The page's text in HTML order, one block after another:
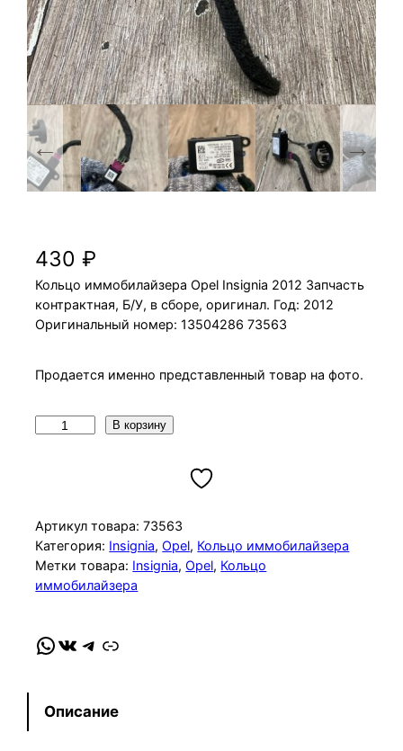
430₽
Кольцо иммобилайзера Opel Insignia 2012 Запчасть
контрактная, Б/У, в сборе, оригинал. Год: 2012
Оригинальный номер: 13504286 73563
Продается именно представленный товар на фото.
ч
е
с
т
о
т
В корзину
Артикул товара: 73563
Категория: Insignia, Opel, Кольцо иммобилайзера
Метки товара: Insignia, Opel, Кольцо
иммобилайзера
WhatsApp VK Telegram Link
Описание